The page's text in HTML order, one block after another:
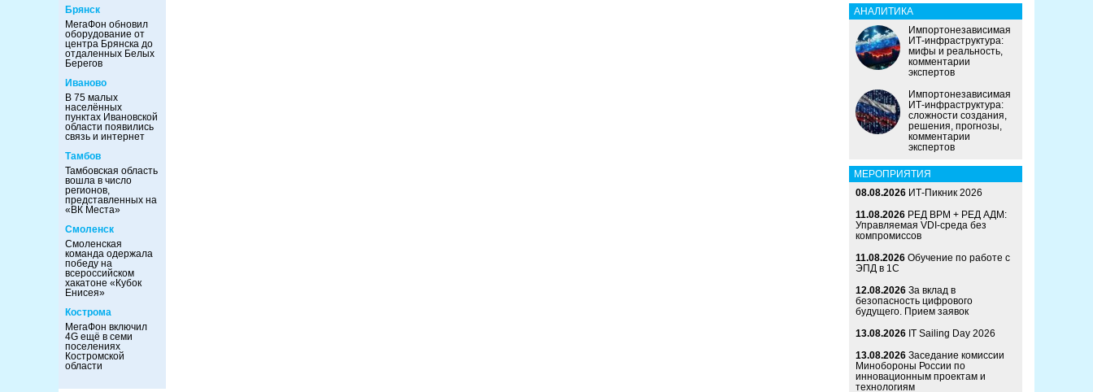
Брянск
МегаФон обновил
оборудование от
центра Брянска до
отдаленных Белых
Берегов
Иваново
В 75 малых
населённых
пунктах Ивановской
области появились
связь и интернет
Тамбов
Тамбовская область
вошла в число
регионов,
представленных на
«ВК Места»
Смоленск
Смоленская
команда одержала
победу на
всероссийском
хакатоне «Кубок
Енисея»
Кострома
МегаФон включил
4G ещё в семи
поселениях
Костромской
области
АНАЛИТИКА
Импортонезависимая
ИТ-инфраструктура:
мифы и реальность,
комментарии
экспертов
Импортонезависимая
ИТ-инфраструктура:
сложности создания,
решения, прогнозы,
комментарии
экспертов
МЕРОПРИЯТИЯ
08.08.2026 ИТ-Пикник 2026
11.08.2026 РЕД ВРМ + РЕД АДМ:
Управляемая VDI-среда без
компромиссов
11.08.2026 Обучение по работе с
ЭПД в 1С
12.08.2026 За вклад в
безопасность цифрового
будущего. Прием заявок
13.08.2026 IT Sailing Day 2026
13.08.2026 Заседание комиссии
Минобороны России по
инновационным проектам и
технологиям